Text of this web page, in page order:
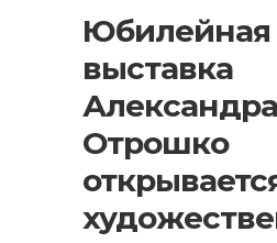
Юбилейная
выставка
Александра
Отрошко